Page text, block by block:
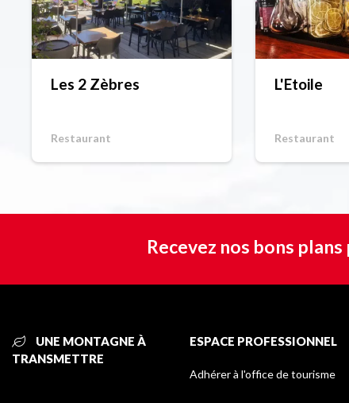
Les 2 Zèbres
Restaurant
L'Etoile
Restaurant
Recevez nos bons plans
UNE MONTAGNE À
TRANSMETTRE
ESPACE PROFESSIONNEL
Adhérer à l'office de tourisme